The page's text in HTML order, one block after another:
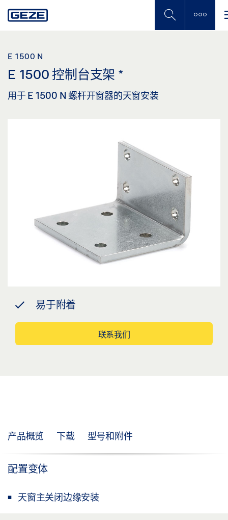
to
E 1500 N
E 1500 控制台支架 *
用于 E 1500 N 螺杆开窗器的天窗安装
易于附着
联系我们
产品概览 下载 型号和附件
配置变体
天窗主关闭边缘安装